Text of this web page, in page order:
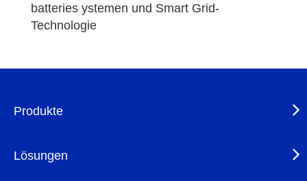
batteries ystemen und Smart Grid-
Technologie
Produkte
Lösungen